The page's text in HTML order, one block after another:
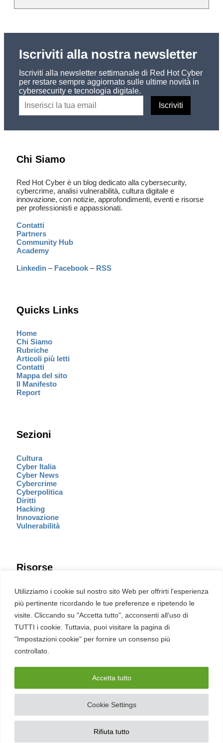
Utilizziamo i cookie sul nostro sito Web per offrirti l'esperienza
più pertinente ricordando le tue preferenze e ripetendo le
visite. Cliccando su "Accetta tutto", acconsenti all'uso di
TUTTI i cookie. Tuttavia, puoi visitare la pagina di
"Impostazioni cookie" per fornire un consenso più
controllato.
Cookie Settings
Rifiuta tutto
Accetta tutto
Iscriviti alla nostra newsletter
Iscriviti alla newsletter settimanale di Red Hot Cyber
per restare sempre aggiornato sulle ultime novità in
cybersecurity e tecnologia digitale.
Chi Siamo
Red Hot Cyber è un blog dedicato alla cybersecurity,
cybercrime, analisi vulnerabilità, cultura digitale e
innovazione, con notizie, approfondimenti, eventi e risorse
per professionisti e appassionati.
Contatti
Partners
Community Hub
Academy
Linkedin – Facebook – RSS
Quicks Links
Home
Chi Siamo
Rubriche
Articoli più letti
Contatti
Mappa del sito
Il Manifesto
Report
Sezioni
Cultura
Cyber Italia
Cyber News
Cybercrime
Cyberpolitica
Diritti
Hacking
Innovazione
Vulnerabilità
Risorse
Eventi
Fumetto Cyber
Newsletter
Servizi
Pubblicità
English
Ultime CVE critiche
2026 – REDHOTCYBER Srl. Tutti i diritti riservati